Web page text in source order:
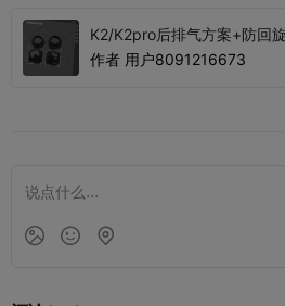
K2/K2pro后排气方案+防回
作者 用户8091216673